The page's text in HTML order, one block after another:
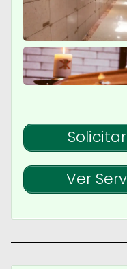
Ver